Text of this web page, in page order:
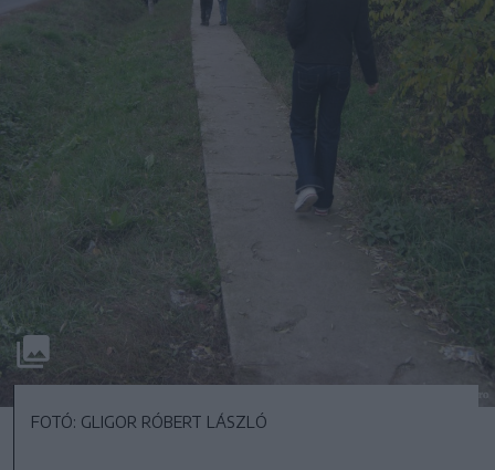
FOTÓ: GLIGOR RÓBERT LÁSZLÓ